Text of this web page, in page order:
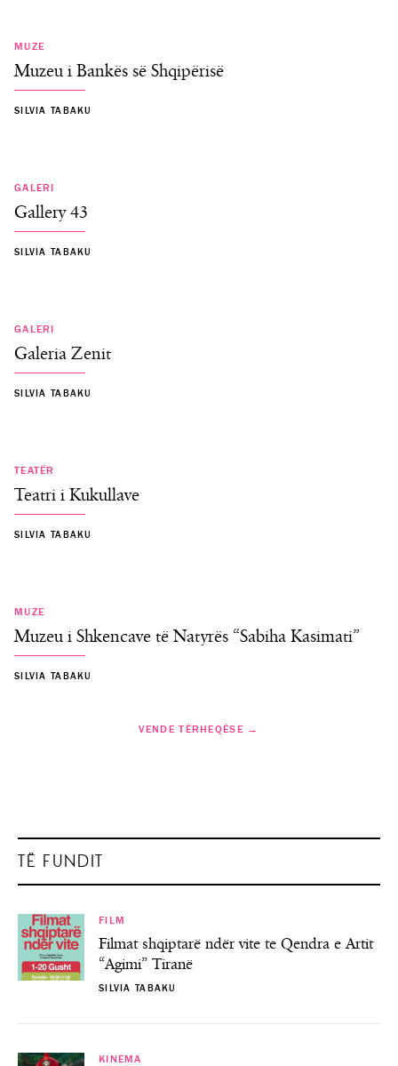
MUZE
Muzeu i Bankës së Shqipërisë
SILVIA TABAKU
GALERI
Gallery 43
SILVIA TABAKU
GALERI
Galeria Zenit
SILVIA TABAKU
TEATËR
Teatri i Kukullave
SILVIA TABAKU
MUZE
Muzeu i Shkencave të Natyrës “Sabiha Kasimati”
SILVIA TABAKU
VENDE TËRHEQËSE →
TË FUNDIT
FILM
Filmat shqiptarë ndër vite te Qendra e Artit
“Agimi” Tiranë
SILVIA TABAKU
KINEMA